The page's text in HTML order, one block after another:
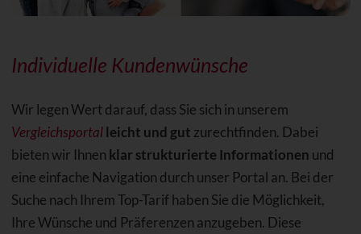
Individuelle Kundenwünsche
Wir legen Wert darauf, dass Sie sich in unserem
Vergleichsportal leicht und gut zurechtfinden. Dabei
bieten wir Ihnen klar strukturierte Informationen und
eine einfache Navigation durch unser Portal an. Bei der
Suche nach Ihrem Top-Tarif haben Sie die Möglichkeit,
Ihre Wünsche und Präferenzen anzugeben. Diese